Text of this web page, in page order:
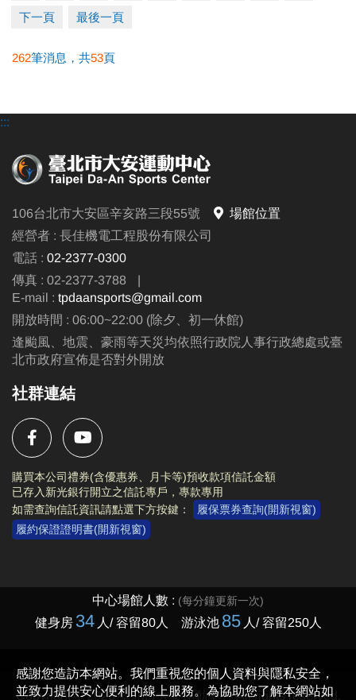
下一頁 最後一頁
262筆消息，共53頁
:::
106台北市大安區辛亥路三段55號
場館位置
經營者 : 長佳機電工程股份有限公司
電話 : 02-2377-0300
傳真 : 02-2377-3788
|
E-mail : tpdaansports@gmail.com
開放時間 : 06:00~22:00 (除夕、初一休館)
逢颱風、地震、豪雨等天災均依照行政院人事行政總處或臺
北市政府宣佈是否對外開放
社群連結
購買本公司禮券(含優惠券、月卡等)預收款項信託金額
已存入新光銀行開立之信託專戶，專款專用
如需查詢信託資訊請點選下方按鍵：
履保票券查詢(開新視窗)
履約保證證明書(開新視窗)
Copyright © 2023 臺北市大安運動中心 All rights reserved.